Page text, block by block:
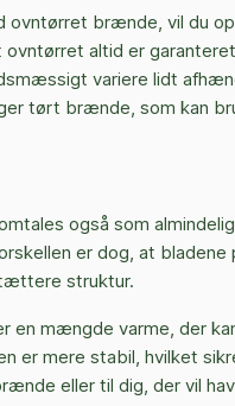
ovntørret brænde, vil du
altid er
variere lidt
tørt brænde, som kan
også som
er dog, at bladene
struktur.
en mængde varme, der
er mere stabil, hvilket
eller til dig, der vil